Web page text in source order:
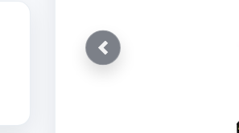
Anterior